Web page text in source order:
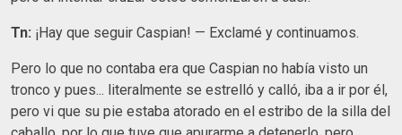
Tn: ¡Hay que seguir Caspian! — Exclamé y continuamos.
Pero lo que no contaba era que Caspian no había visto un
tronco y pues... literalmente se estrelló y calló, iba a ir por él,
pero vi que su pie estaba atorado en el estribo de la silla del